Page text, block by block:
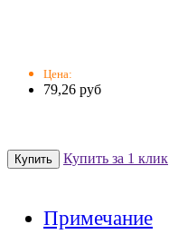
Цена:
79,26 руб
Купить за 1 клик
Примечание